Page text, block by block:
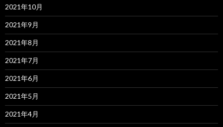
2021年10月
2021年9月
2021年8月
2021年7月
2021年6月
2021年5月
2021年4月